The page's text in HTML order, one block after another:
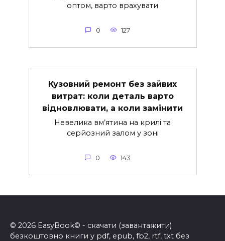
оптом, варто врахувати
0 127
Кузовний ремонт без зайвих
витрат: коли деталь варто
відновлювати, а коли замінити
Невелика вм’ятина на крилі та
серйозний залом у зоні
0 143
© 2026 EasyBook© - скачати (завантажити)
безкоштовно книги у pdf, epub, fb2, rtf, txt без